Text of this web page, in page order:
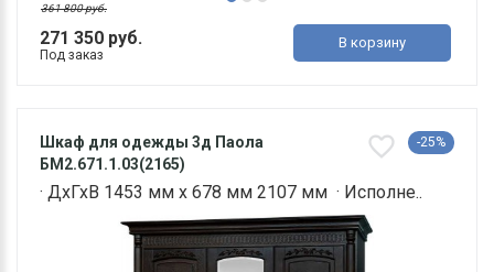
271 350 руб.
361 800 руб.
Под заказ
В корзину
Шкаф для одежды 3д Паола
БМ2.671.1.03(2165)
-25%
· ДхГхВ 1453 мм х 678 мм 2107 мм · Исполне..